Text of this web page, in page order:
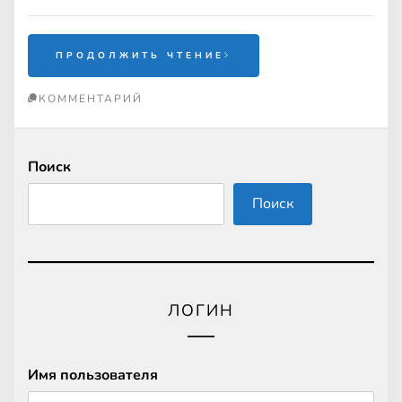
ПРОДОЛЖИТЬ ЧТЕНИЕ
КОММЕНТАРИЙ
Поиск
Поиск
ЛОГИН
Имя пользователя